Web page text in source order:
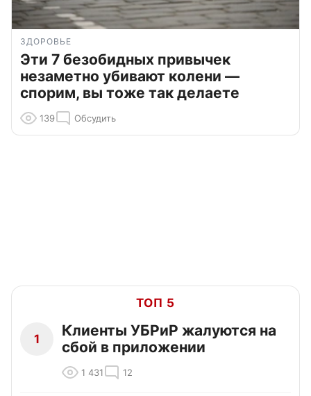
ЗДОРОВЬЕ
Эти 7 безобидных привычек
незаметно убивают колени —
спорим, вы тоже так делаете
139 Обсудить
ТОП 5
1
Клиенты УБРиР жалуются на
сбой в приложении
1 431 12